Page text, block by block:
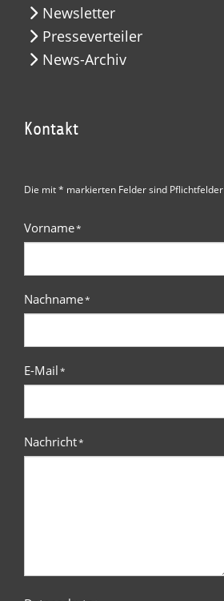
Newsletter
Presseverteiler
News-Archiv
Kontakt
Die mit * markierten Felder sind Pflichtfelder
Vorname*
Nachname*
E-Mail*
Nachricht*